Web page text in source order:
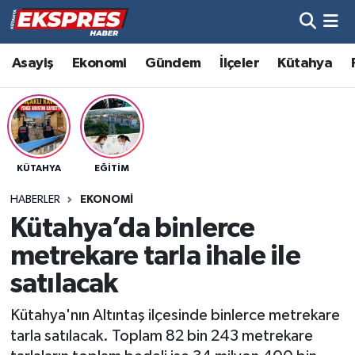
Asayiş Ekonomi Gündem İlçeler Kütahya
KÜTAHYA EĞITIM
HABERLER EKONOMI
Kütahya’da binlerce
metrekare tarla ihale ile
satılacak
Kütahya'nın Altıntaş ilçesinde binlerce metrekare
tarla satılacak. Toplam 82 bin 243 metrekare
Altıntaş
Asayiş
Aslanapa
Bölge
Çavdarhisar
Dumlupınar
Hava Durumu
Trafik Durumu
Süper Lig Puan Durumu ve Fikstür
Son Dakika Haberleri
Haber Arşivi